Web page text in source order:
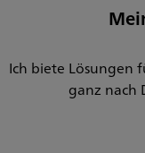
Ich biete Lösungen
ganz nach